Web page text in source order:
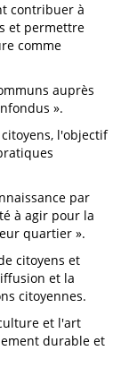
contribuer à
et permettre
comme
auprès
».
l'objectif
par
à agir pour la
quartier ».
citoyens et
et la
citoyennes.
et l'art
durable et